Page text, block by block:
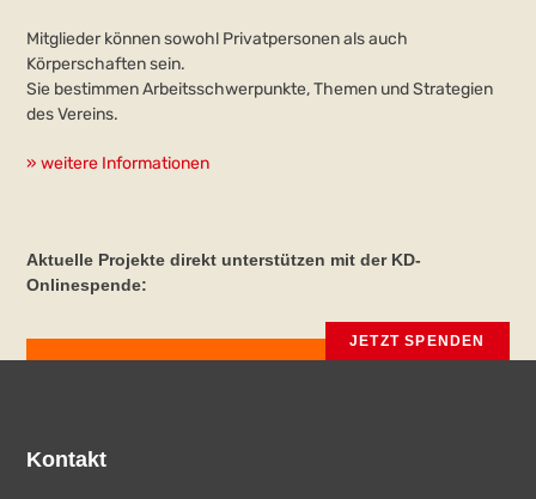
Mitglieder können sowohl Privatpersonen als auch
Körperschaften sein.
Sie bestimmen Arbeitsschwerpunkte, Themen und Strategien
des Vereins.
» weitere Informationen
Aktuelle Projekte direkt unterstützen mit der KD-
Onlinespende:
JETZT SPENDEN
Kontakt